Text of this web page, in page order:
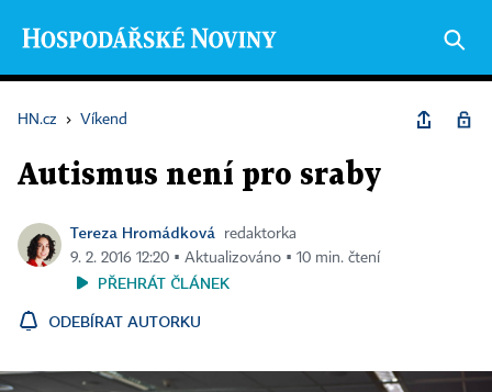
HN.cz › Víkend
Autismus není pro sraby
Tereza Hromádková
redaktorka
9. 2. 2016 12:20 ▪ Aktualizováno ▪ 10 min. čtení
PŘEHRÁT ČLÁNEK
ODEBÍRAT AUTORKU